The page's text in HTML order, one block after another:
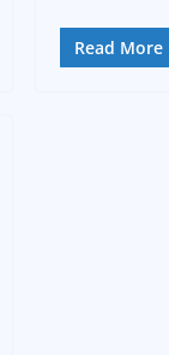
Read More